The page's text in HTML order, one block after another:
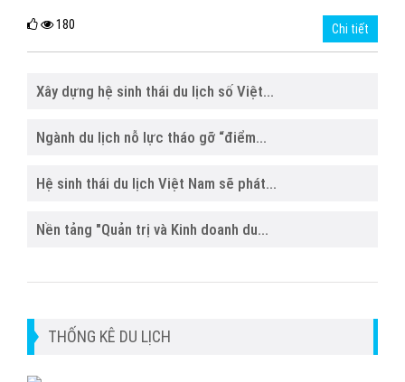
180 Chi tiết
Xây dựng hệ sinh thái du lịch số Việt...
Ngành du lịch nỗ lực tháo gỡ “điểm...
Hệ sinh thái du lịch Việt Nam sẽ phát...
Nền tảng "Quản trị và Kinh doanh du...
THỐNG KÊ DU LỊCH